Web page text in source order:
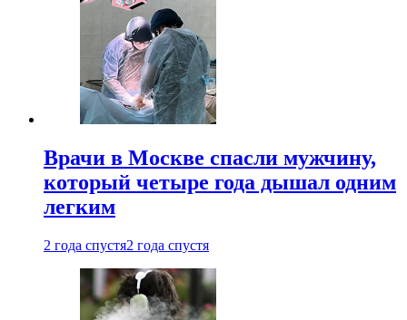
Врачи в Москве спасли мужчину,
который четыре года дышал одним
легким
2 года спустя2 года спустя